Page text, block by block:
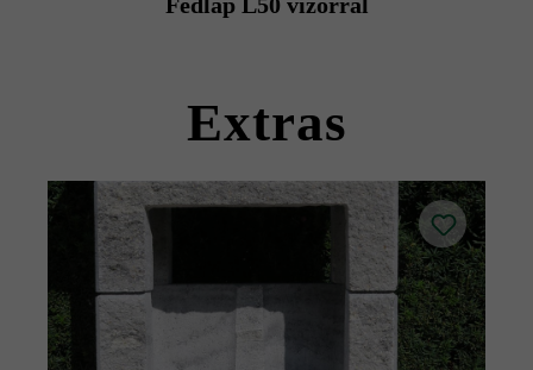
kövekkel együtt szállítható).
Extras